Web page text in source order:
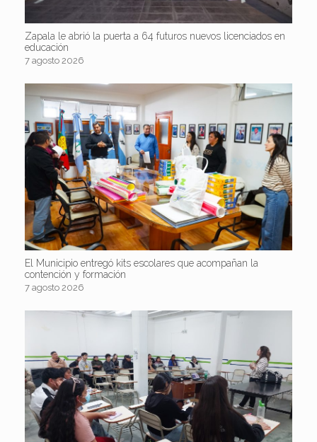
Zapala le abrió la puerta a 64 futuros nuevos licenciados en
educación
7 agosto 2026
El Municipio entregó kits escolares que acompañan la
contención y formación
7 agosto 2026